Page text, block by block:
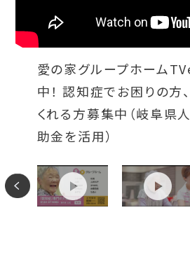
愛の家グループホーム
中！ 認知症でお困りの方
くれる方募集中（岐阜県
助金を活用）